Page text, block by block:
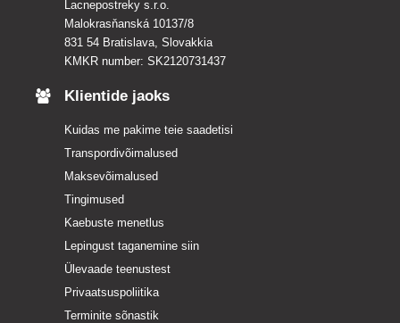
Lacnepostreky s.r.o.
Malokrasňanská 10137/8
831 54 Bratislava, Slovakkia
KMKR number: SK2120731437
Klientide jaoks
Kuidas me pakime teie saadetisi
Transpordivõimalused
Maksevõimalused
Tingimused
Kaebuste menetlus
Lepingust taganemine siin
Ülevaade teenustest
Privaatsuspoliitika
Terminite sõnastik